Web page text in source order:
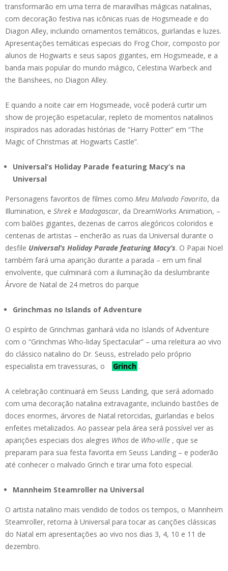
transformarão em uma terra de maravilhas mágicas natalinas,
com decoração festiva nas icônicas ruas de Hogsmeade e do
Diagon Alley, incluindo ornamentos temáticos, guirlandas e luzes.
Apresentações temáticas especiais do Frog Choir, composto por
alunos de Hogwarts e seus sapos gigantes, em Hogsmeade, e a
banda mais popular do mundo mágico, Celestina Warbeck and
the Banshees, no Diagon Alley.
E quando a noite cair em Hogsmeade, você poderá curtir um
show de projeção espetacular, repleto de momentos natalinos
inspirados nas adoradas histórias de “Harry Potter” em “The
Magic of Christmas at Hogwarts Castle”.
Universal’s Holiday Parade featuring Macy’s na
Universal
Personagens favoritos de filmes como Meu Malvado Favorito, da
Illumination, e Shrek e Madagascar, da DreamWorks Animation, –
com balões gigantes, dezenas de carros alegóricos coloridos e
centenas de artistas – encherão as ruas da Universal durante o
desfile Universal’s Holiday Parade featuring Macy’s. O Papai Noel
também fará uma aparição durante a parada – em um final
envolvente, que culminará com a iluminação da deslumbrante
Árvore de Natal de 24 metros do parque
Grinchmas no Islands of Adventure
O espírito de Grinchmas ganhará vida no Islands of Adventure
com o “Grinchmas Who-liday Spectacular” – uma releitura ao vivo
do clássico natalino do Dr. Seuss, estrelado pelo próprio
especialista em travessuras, o
Grinch .
A celebração continuará em Seuss Landing, que será adornado
com uma decoração natalina extravagante, incluindo bastões de
doces enormes, árvores de Natal retorcidas, guirlandas e belos
enfeites metalizados. Ao passear pela área será possível ver as
aparições especiais dos alegres Whos de Who-ville , que se
preparam para sua festa favorita em Seuss Landing – e poderão
até conhecer o malvado Grinch e tirar uma foto especial.
Mannheim Steamroller na Universal
O artista natalino mais vendido de todos os tempos, o Mannheim
Steamroller, retorna à Universal para tocar as canções clássicas
do Natal em apresentações ao vivo nos dias 3, 4, 10 e 11 de
dezembro.